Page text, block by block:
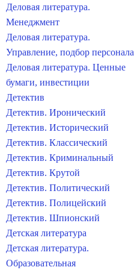
Деловая литература.
Менеджмент
Деловая литература.
Управление, подбор персонала
Деловая литература. Ценные
бумаги, инвестиции
Детектив
Детектив. Иронический
Детектив. Исторический
Детектив. Классический
Детектив. Криминальный
Детектив. Крутой
Детектив. Политический
Детектив. Полицейский
Детектив. Шпионский
Детская литература
Детская литература.
Образовательная